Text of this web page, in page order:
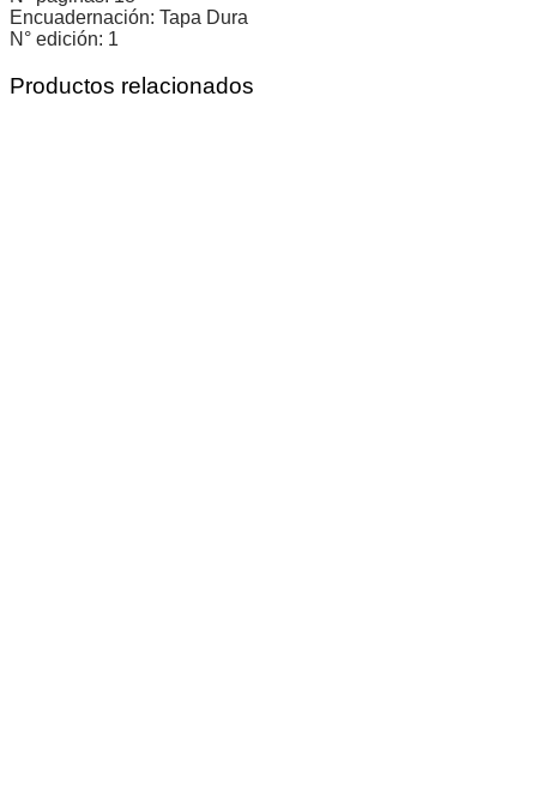
Encuadernación: Tapa Dura
N° edición: 1
Productos relacionados